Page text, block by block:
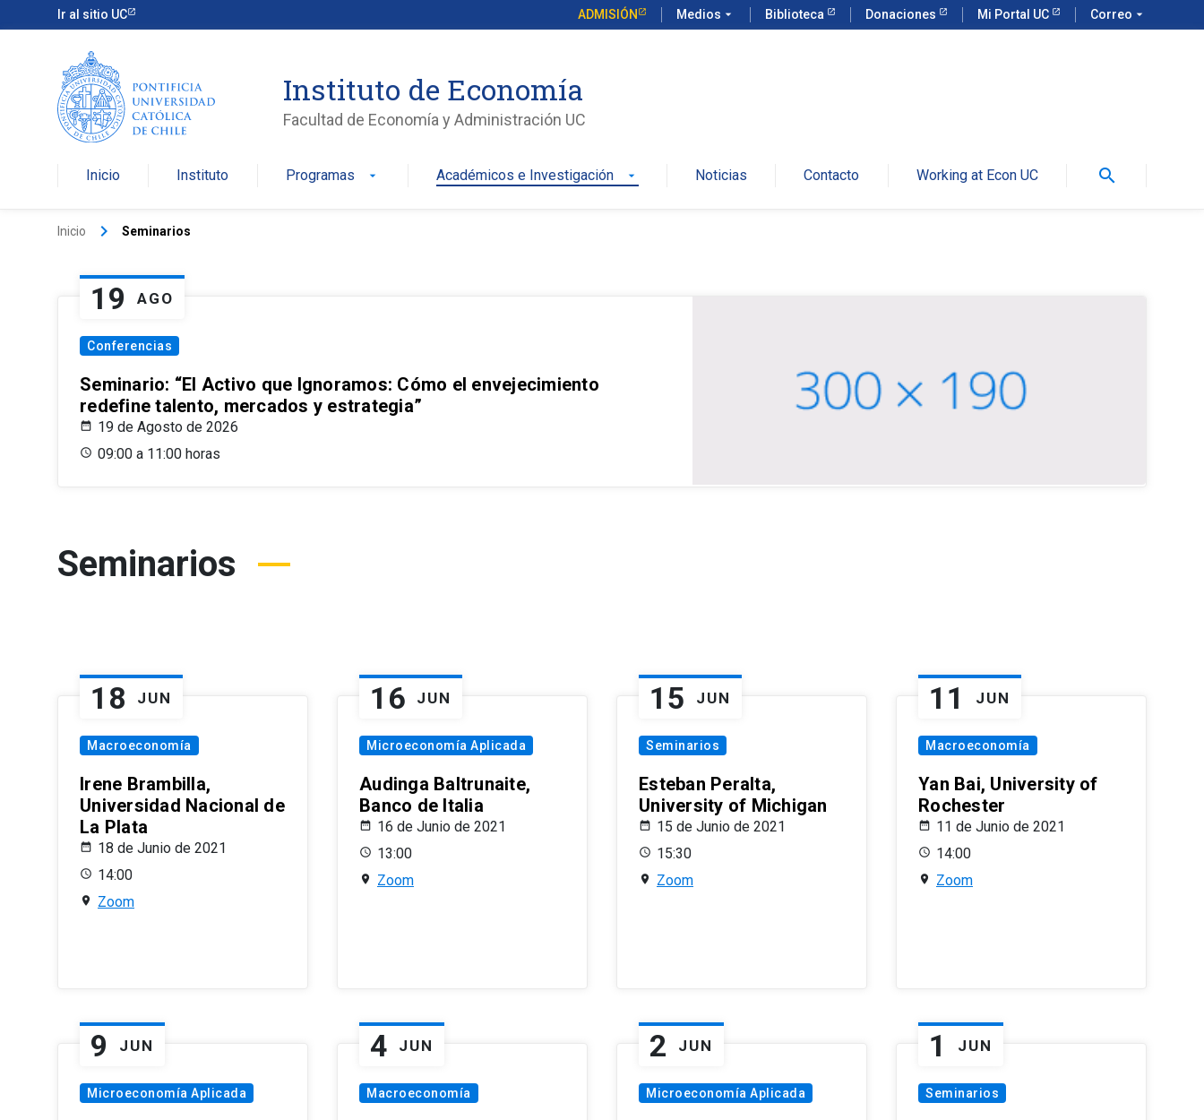
Ir al sitio UC ADMISIÓN Medios arrow_drop_down Biblioteca Donaciones Mi Portal UC Correo arrow_drop_down
Instituto de Economía
Facultad de Economía y Administración UC
Inicio Instituto Programas arrow_drop_down Académicos e Investigación arrow_drop_down Noticias Contacto Working at Econ UC search
Inicio keyboard_arrow_right Seminarios
19 AGO
Conferencias
Seminario: “El Activo que Ignoramos: Cómo el envejecimiento
redefine talento, mercados y estrategia”
19 de Agosto de 2026
09:00 a 11:00 horas
Seminarios
18 JUN
Macroeconomía
Irene Brambilla,
Universidad Nacional de
La Plata
18 de Junio de 2021
14:00
Zoom
16 JUN
Microeconomía Aplicada
Audinga Baltrunaite,
Banco de Italia
16 de Junio de 2021
13:00
Zoom
15 JUN
Seminarios
Esteban Peralta,
University of Michigan
15 de Junio de 2021
15:30
Zoom
11 JUN
Macroeconomía
Yan Bai, University of
Rochester
11 de Junio de 2021
14:00
Zoom
9 JUN
Microeconomía Aplicada
4 JUN
Macroeconomía
2 JUN
Microeconomía Aplicada
1 JUN
Seminarios